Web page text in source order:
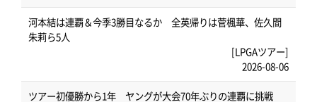
河本結は連覇＆今季3勝目なるか 全英帰りは菅楓華、佐久間
朱莉ら5人
[LPGAツアー]
2026-08-06
ツアー初優勝から1年 ヤングが大会70年ぶりの連覇に挑戦